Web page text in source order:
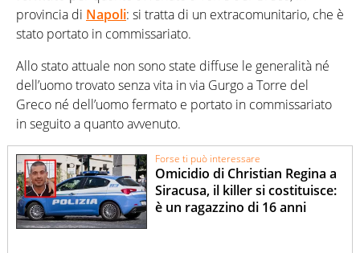
provincia di Napoli: si tratta di un extracomunitario, che è
stato portato in commissariato.
Allo stato attuale non sono state diffuse le generalità né
dell’uomo trovato senza vita in via Gurgo a Torre del
Greco né dell’uomo fermato e portato in commissariato
in seguito a quanto avvenuto.
Forse ti può interessare
Omicidio di Christian Regina a
Siracusa, il killer si costituisce:
è un ragazzino di 16 anni